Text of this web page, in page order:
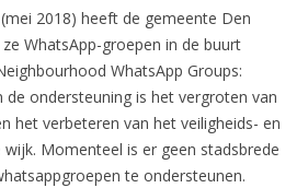
2018) heeft de gemeente Den
WhatsApp-groepen in de buurt
WhatsApp Groups:
de ondersteuning is het vergroten van
het verbeteren van het veiligheids- en
wijk. Momenteel is er geen stadsbrede
te ondersteunen.